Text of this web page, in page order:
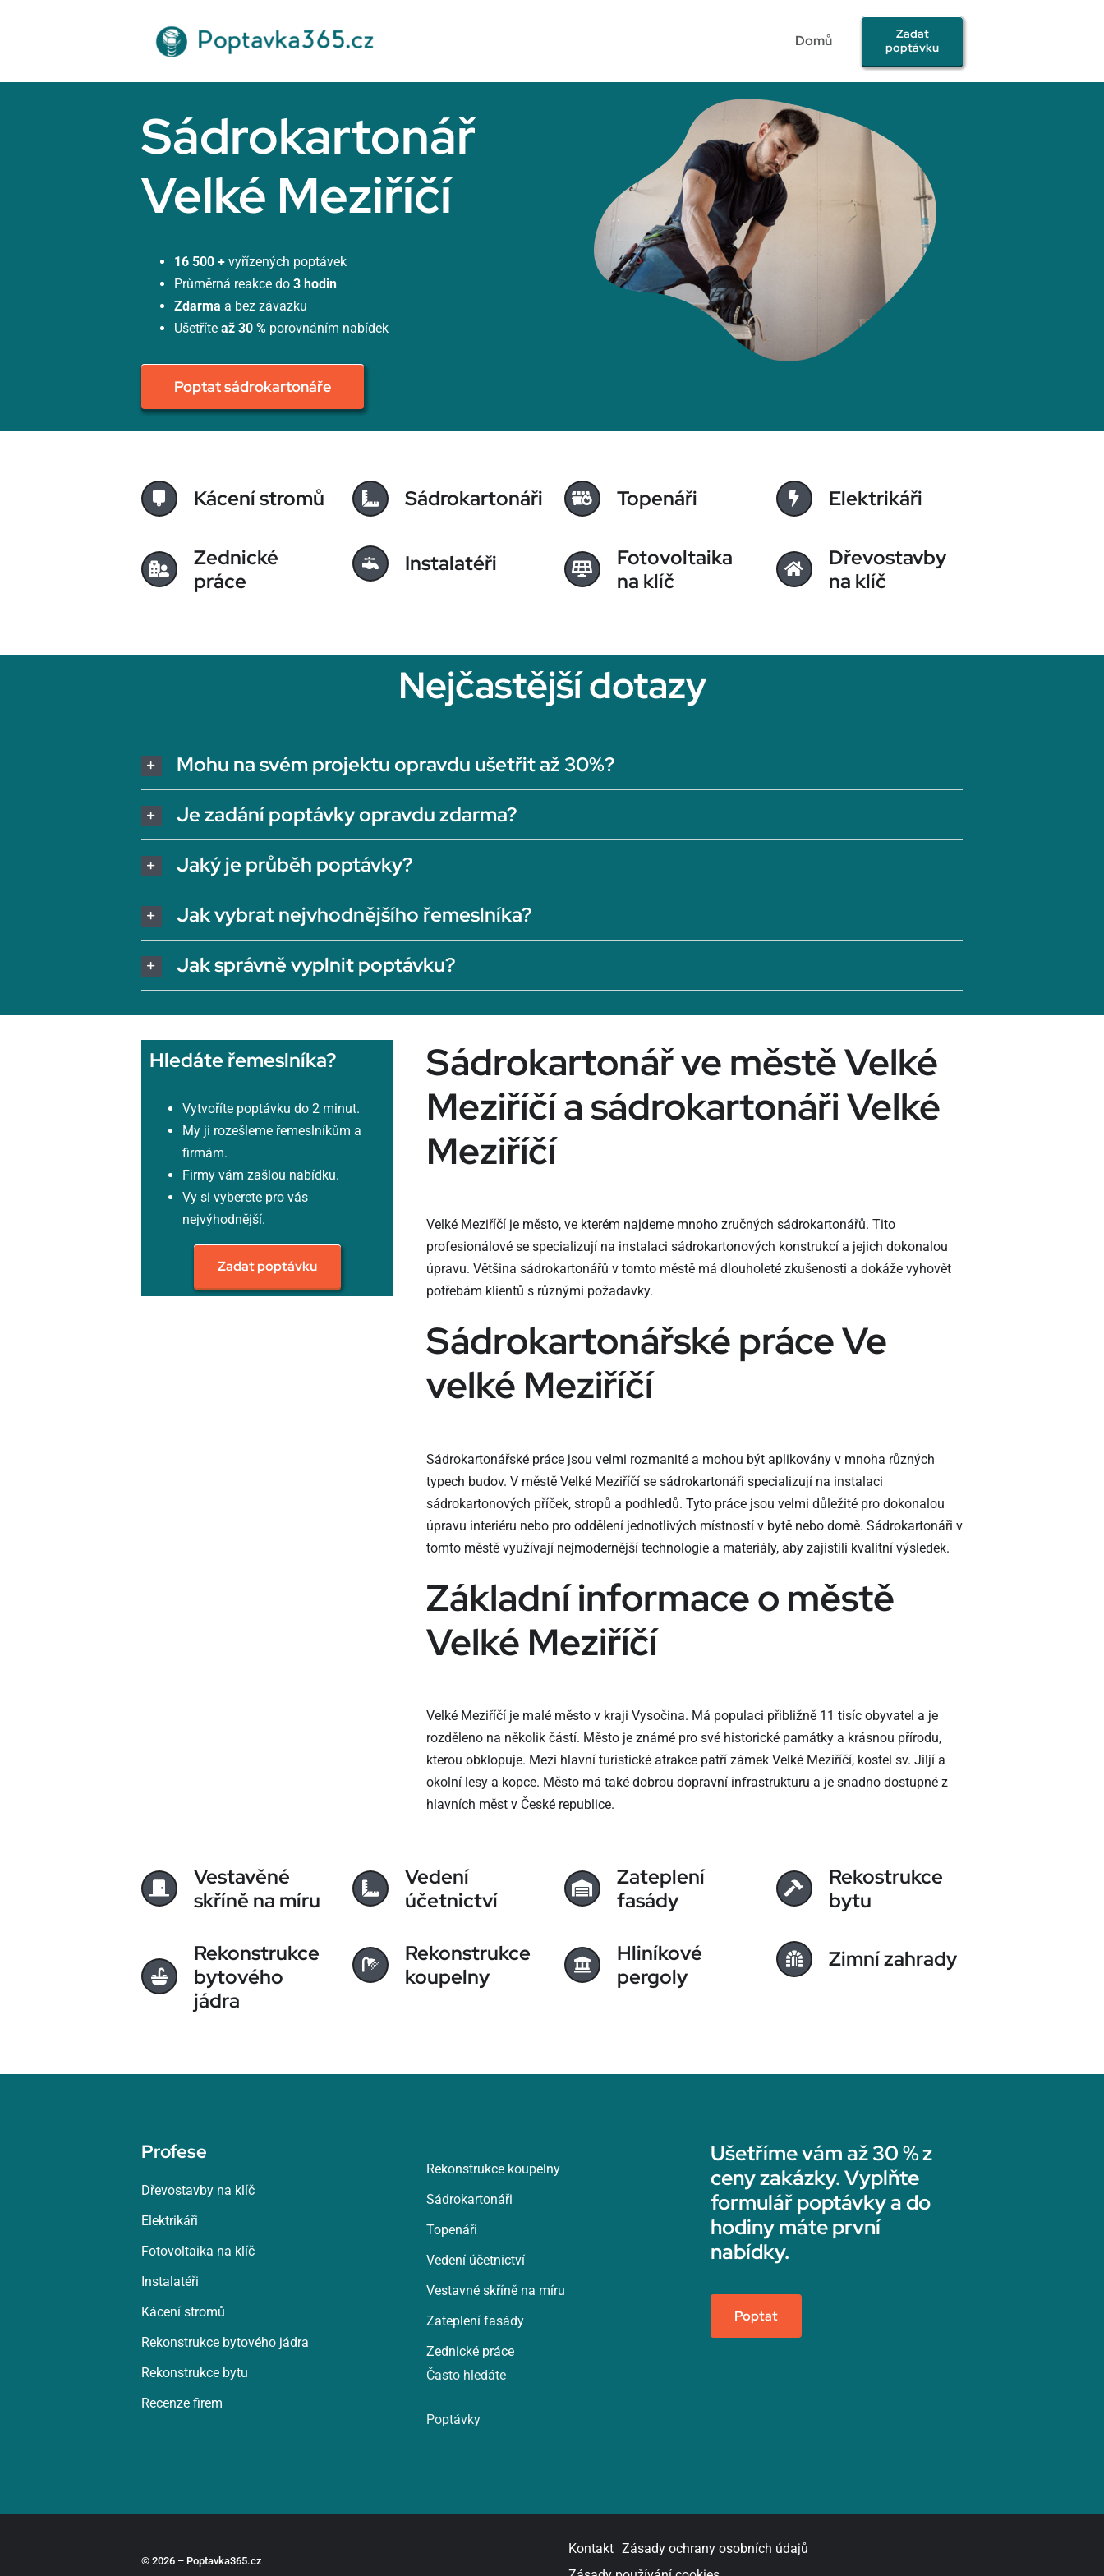
Domů
Zadat
poptávku
Sádrokartonář
Velké Meziříčí
16 500 + vyřízených poptávek
Průměrná reakce do 3 hodin
Zdarma a bez závazku
Ušetříte až 30 %porovnáním nabídek
Poptat sádrokartonáře
Kácení stromů Sádrokartonáři Topenáři Elektrikáři
Zednické
práce
Instalatéři
Fotovoltaika
na klíč
Dřevostavby
na klíč
Nejčastější dotazy
Mohu na svém projektu opravdu ušetřit až 30%?
Je zadání poptávky opravdu zdarma?
Jaký je průběh poptávky?
Jak vybrat nejvhodnějšího řemeslníka?
Jak správně vyplnit poptávku?
Hledáte řemeslníka?
Vytvoříte poptávku do 2 minut.
My ji rozešleme řemeslníkům a
firmám.
Firmy vám zašlou nabídku.
Vy si vyberete pro vás
nejvýhodnější.
Zadat poptávku
Sádrokartonář ve městě Velké
Meziříčí a sádrokartonáři Velké
Meziříčí
Velké Meziříčí je město, ve kterém najdeme mnoho zručných sádrokartonářů. Tito
profesionálové se specializují na instalaci sádrokartonových konstrukcí a jejich dokonalou
úpravu. Většina sádrokartonářů v tomto městě má dlouholeté zkušenosti a dokáže vyhovět
potřebám klientů s různými požadavky.
Sádrokartonářské práce Ve
velké Meziříčí
Sádrokartonářské práce jsou velmi rozmanité a mohou být aplikovány v mnoha různých
typech budov. V městě Velké Meziříčí se sádrokartonáři specializují na instalaci
sádrokartonových příček, stropů a podhledů. Tyto práce jsou velmi důležité pro dokonalou
úpravu interiéru nebo pro oddělení jednotlivých místností v bytě nebo domě. Sádrokartonáři v
tomto městě využívají nejmodernější technologie a materiály, aby zajistili kvalitní výsledek.
Základní informace o městě
Velké Meziříčí
Velké Meziříčí je malé město v kraji Vysočina. Má populaci přibližně 11 tisíc obyvatel a je
rozděleno na několik částí. Město je známé pro své historické památky a krásnou přírodu,
kterou obklopuje. Mezi hlavní turistické atrakce patří zámek Velké Meziříčí, kostel sv. Jiljí a
okolní lesy a kopce. Město má také dobrou dopravní infrastrukturu a je snadno dostupné z
hlavních měst v České republice.
Vestavěné
skříně na míru
Vedení
účetnictví
Zateplení
fasády
Rekostrukce
bytu
Rekonstrukce
bytového
jádra
Rekonstrukce
koupelny
Hliníkové
pergoly
Zimní zahrady
Profese
Dřevostavby na klíč
Elektrikáři
Fotovoltaika na klíč
Instalatéři
Kácení stromů
Rekonstrukce bytového jádra
Rekonstrukce bytu
Recenze firem
Rekonstrukce koupelny
Sádrokartonáři
Topenáři
Vedení účetnictví
Vestavné skříně na míru
Zateplení fasády
Zednické práce
Často hledáte
Poptávky
Ušetříme vám až 30 % z
ceny zakázky. Vyplňte
formulář poptávky a do
hodiny máte první
nabídky.
Poptat
© 2026 – Poptavka365.cz
Kontakt Zásady ochrany osobních údajů